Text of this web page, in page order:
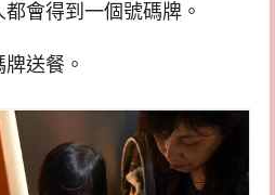
會得到一個號碼牌。
送餐。